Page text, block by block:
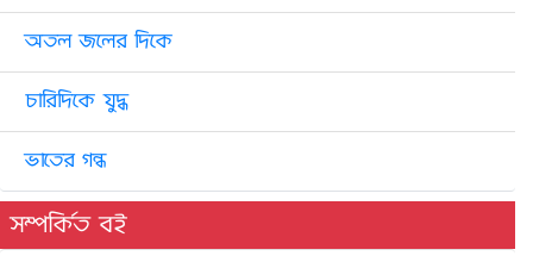
অতল জলের দিকে
চারিদিকে যুদ্ধ
ভাতের গন্ধ
সম্পর্কিত বই